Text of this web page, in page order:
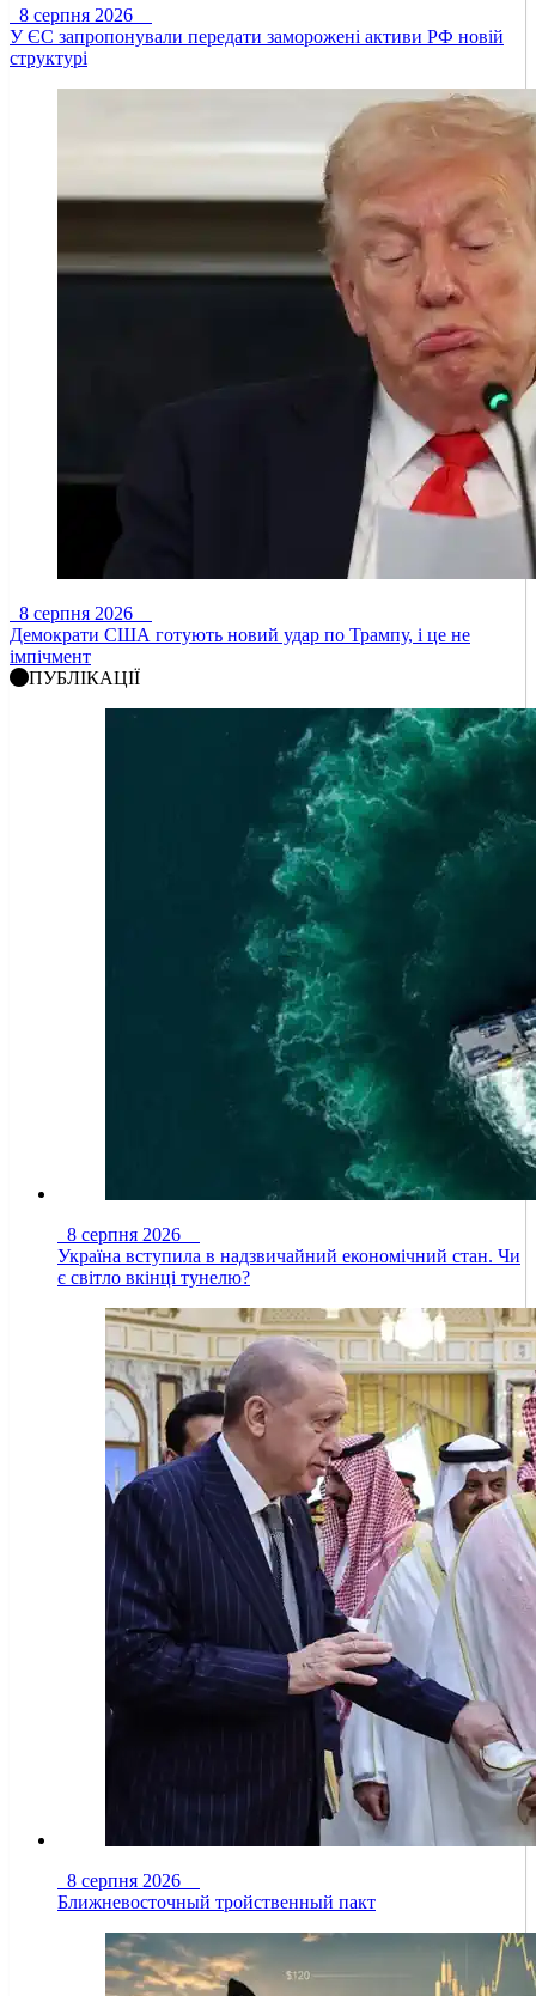
8 серпня 2026
У ЄС запропонували передати заморожені активи РФ новій
структурі
8 серпня 2026
Демократи США готують новий удар по Трампу, і це не
імпічмент
ПУБЛІКАЦІЇ
8 серпня 2026
Україна вступила в надзвичайний економічний стан. Чи
є світло вкінці тунелю?
8 серпня 2026
Ближневосточный тройственный пакт